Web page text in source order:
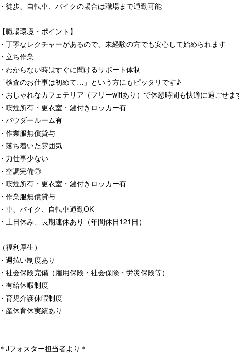
・徒歩、自転車、バイクの場合は職場まで通勤可能
【職場環境・ポイント】
・丁寧なレクチャーがあるので、未経験の方でも安心して始められます
・立ち作業
・わからない時はすぐに聞けるサポート体制
「検査のお仕事は初めて…」という方にもピッタリです♪
・おしゃれなカフェテリア（フリーwifiあり）で休憩時間も快適に過ごせま
・喫煙所有・更衣室・鍵付きロッカー有
・パウダールーム有
・作業服無償貸与
・落ち着いた雰囲気
・力仕事少ない
・空調完備◎
・喫煙所有・更衣室・鍵付きロッカー有
・作業服無償貸与
・車、バイク、自転車通勤OK
・土日休み、長期連休あり（年間休日121日）
（福利厚生）
・週払い制度あり
・社会保険完備（雇用保険・社会保険・労災保険等）
・有給休暇制度
・育児介護休暇制度
・産休育休実績あり
＊Jフォスター担当者より＊